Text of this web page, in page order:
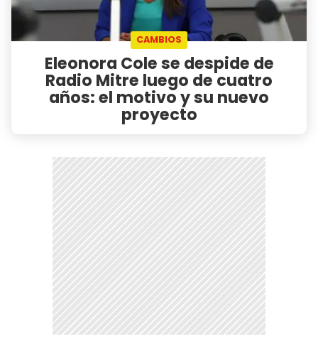
CAMBIOS
Eleonora Cole se despide de
Radio Mitre luego de cuatro
años: el motivo y su nuevo
proyecto